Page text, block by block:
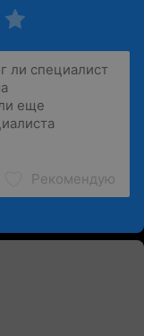
Рекомендую